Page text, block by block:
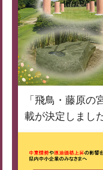
「飛鳥・藤原
載が決定しまし